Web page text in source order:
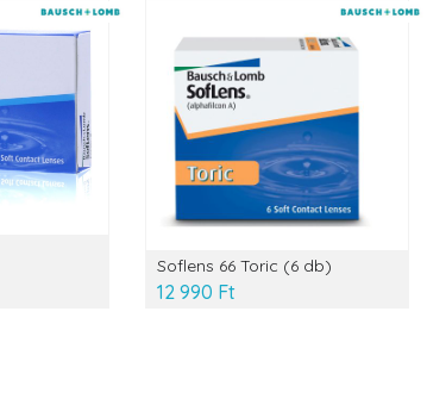
Soflens 66 Toric (6 db)
12 990 Ft